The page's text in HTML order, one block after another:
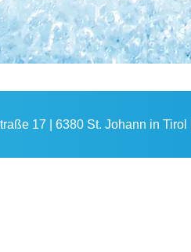
17 | 6380 St. Johann in Tirol |